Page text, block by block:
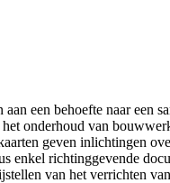
een behoefte naar een
onderhoud van
geven inlichtingen
richtinggevende
van het verrichten